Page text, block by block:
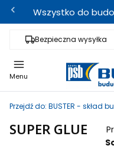
Wszystko do
Bezpieczna wysyłka
Menu
Przejdź do: BUSTER - skład budowlany i
SUPER GLUE